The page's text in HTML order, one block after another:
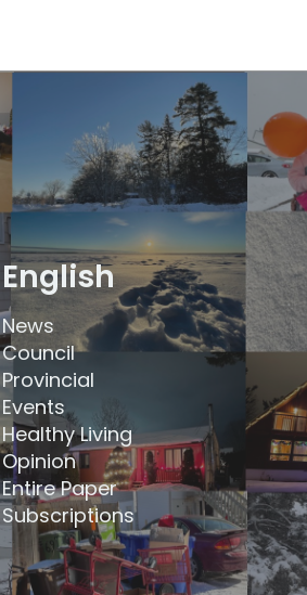
English
News
Council
Provincial
Events
Healthy Living
Opinion
Entire Paper
Subscriptions